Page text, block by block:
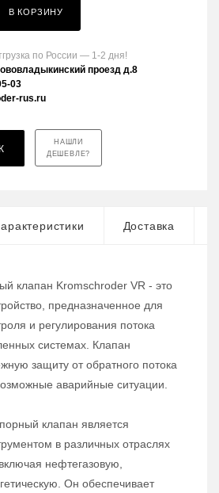
В КОРЗИНУ
по России — 1-2 дня!
проезд д.8
03
rus.ru
НАШЛИ
ДЕШЕВЛЕ?
Доставка
клапан Kromschroder VR - это
предназначенное для
и регулирования потока
системах. Клапан
защиту от обратного потока
аварийные ситуации.
клапан является
в различных отраслях
нефтегазовую,
Он обеспечивает